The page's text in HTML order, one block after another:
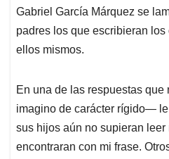
Gabriel García Márquez se
padres los que escribieran
ellos mismos.
En una de las respuestas
imagino de carácter rígido—
sus hijos aún no supieran
encontraran con mi frase.